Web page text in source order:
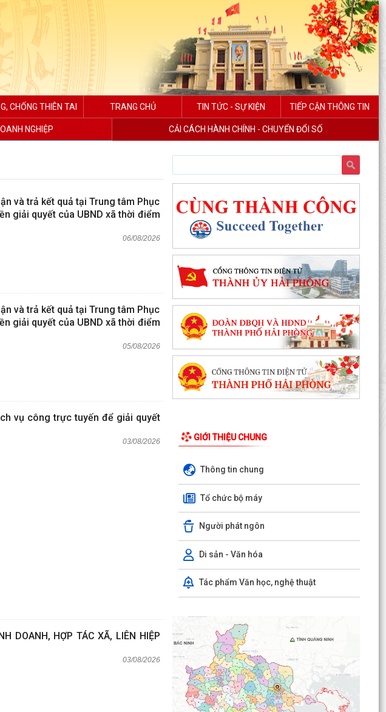
CHỐNG THIÊN TAI TRANG CHỦ TIN TỨC - SỰ KIỆN TIẾP CẬN THÔNG TIN
NGHIỆP CẢI CÁCH HÀNH CHÍNH - CHUYỂN ĐỔI SỐ
và trả kết quả tại Trung tâm Phục
giải quyết của UBND xã thời điểm
06/08/2026
và trả kết quả tại Trung tâm Phục
giải quyết của UBND xã thời điểm
05/08/2026
vụ công trực tuyến để giải quyết
03/08/2026
DOANH, HỢP TÁC XÃ, LIÊN HIỆP
03/08/2026
GIỚI THIỆU CHUNG
Thông tin chung
Tổ chức bộ máy
Người phát ngôn
Di sản - Văn hóa
Tác phẩm Văn học, nghệ thuật